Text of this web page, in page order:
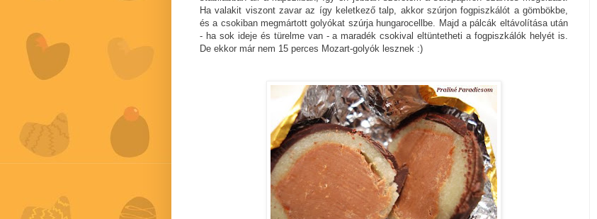
Ha valakit viszont zavar az így keletkező talp, akkor szúrjon fogpiszkálót a gömbökbe,
és a csokiban megmártott golyókat szúrja hungarocellbe. Majd a pálcák eltávolítása után
- ha sok ideje és türelme van - a maradék csokival eltüntetheti a fogpiszkálók helyét is.
De ekkor már nem 15 perces Mozart-golyók lesznek :)